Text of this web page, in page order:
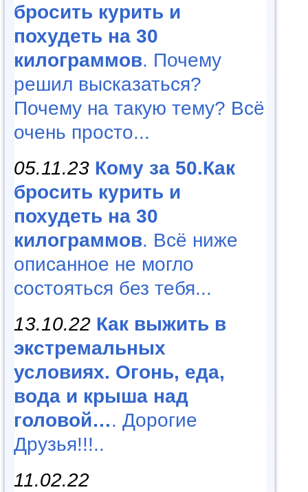
бросить курить и
похудеть на 30
килограммов. Почему
решил высказаться?
Почему на такую тему? Всё
очень просто...
05.11.23 Кому за 50.Как
бросить курить и
похудеть на 30
килограммов. Всё ниже
описанное не могло
состояться без тебя...
13.10.22 Как выжить в
экстремальных
условиях. Огонь, еда,
вода и крыша над
головой…. Дорогие
Друзья!!!..
11.02.22